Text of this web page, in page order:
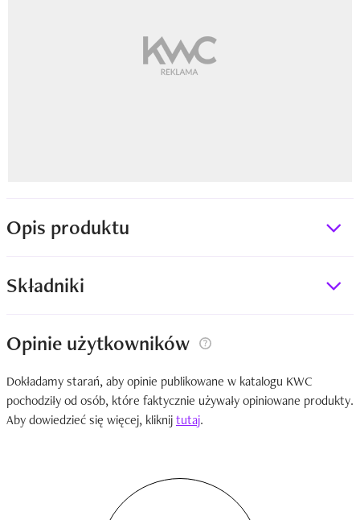
Opis produktu
Składniki
Opinie użytkowników
Dokładamy starań, aby opinie publikowane w katalogu KWC
pochodziły od osób, które faktycznie używały opiniowane produkty.
Aby dowiedzieć się więcej, kliknijtutaj.